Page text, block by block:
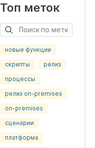
Топ меток
новые функции
скрипты
релиз
процессы
релиз on-premises
on-premises
сценарии
платформа